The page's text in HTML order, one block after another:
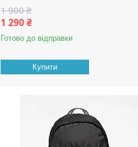
1 900 ₴
1 290 ₴
Готово до відправки
Купити